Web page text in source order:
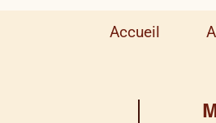
Accueil